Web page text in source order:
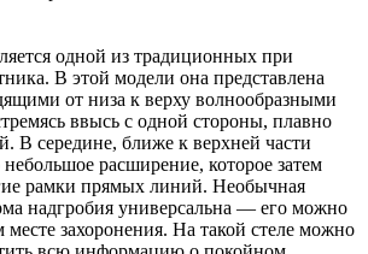
одной из традиционных при
В этой модели она представлена
от низа к верху волнообразными
ввысь с одной стороны, плавно
В середине, ближе к верхней части
расширение, которое затем
рамки прямых линий. Необычная
надгробия универсальна — его можно
захоронения. На такой стеле можно